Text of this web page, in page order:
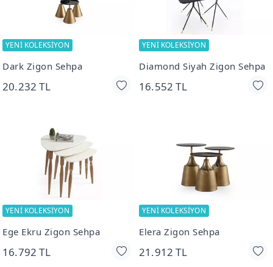
YENİ KOLEKSİYON
Dark Zigon Sehpa
20.232 TL
YENİ KOLEKSİYON
Diamond Siyah Zigon Sehpa
16.552 TL
YENİ KOLEKSİYON
Ege Ekru Zigon Sehpa
16.792 TL
YENİ KOLEKSİYON
Elera Zigon Sehpa
21.912 TL